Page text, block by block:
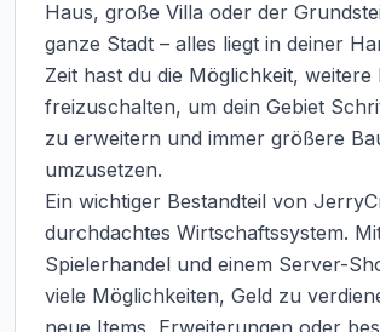
Haus, große Villa oder der
ganze Stadt – alles liegt in deiner
Zeit hast du die Möglichkeit, weitere
freizuschalten, um dein Gebiet
zu erweitern und immer größere
umzusetzen.
Ein wichtiger Bestandteil von
durchdachtes Wirtschaftssystem.
Spielerhandel und einem Server-
viele Möglichkeiten, Geld zu